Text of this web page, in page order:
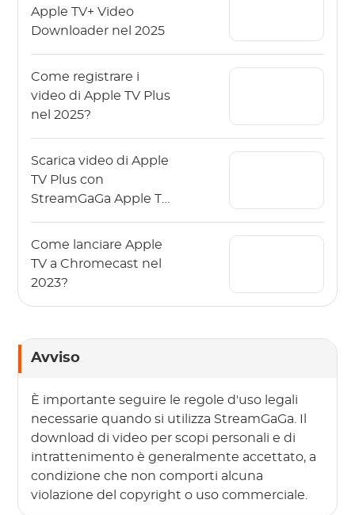
Apple TV+ Video
Downloader nel 2025
Come registrare i
video di Apple TV Plus
nel 2025?
Scarica video di Apple
TV Plus con
StreamGaGa Apple TV
Come lanciare Apple
TV a Chromecast nel
2023?
Avviso
È importante seguire le regole d'uso legali
necessarie quando si utilizza StreamGaGa. Il
download di video per scopi personali e di
intrattenimento è generalmente accettato, a
condizione che non comporti alcuna
violazione del copyright o uso commerciale.